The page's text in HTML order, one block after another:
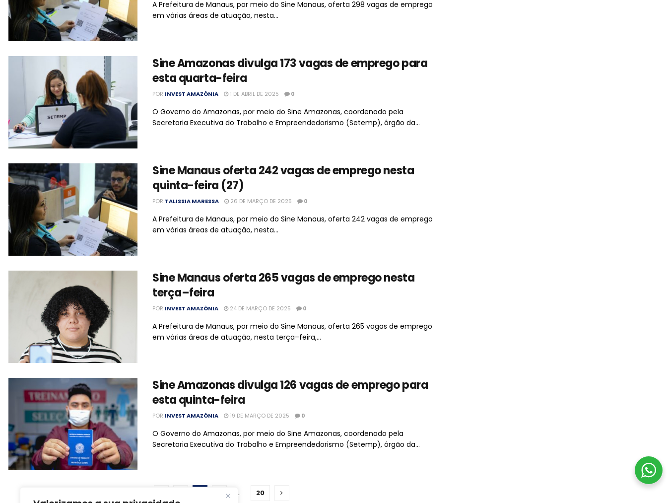
A Prefeitura de Manaus, por meio do Sine Manaus, oferta 298 vagas de emprego
em várias áreas de atuação, nesta...
Sine Amazonas divulga 173 vagas de emprego para
esta quarta-feira
POR INVEST AMAZÔNIA 1 DE ABRIL DE 2025 0
O Governo do Amazonas, por meio do Sine Amazonas, coordenado pela
Secretaria Executiva do Trabalho e Empreendedorismo (Setemp), órgão da...
Sine Manaus oferta 242 vagas de emprego nesta
quinta-feira (27)
POR TALISSIA MARESSA 26 DE MARÇO DE 2025 0
A Prefeitura de Manaus, por meio do Sine Manaus, oferta 242 vagas de emprego
em várias áreas de atuação, nesta...
Sine Manaus oferta 265 vagas de emprego nesta
terça–feira
POR INVEST AMAZÔNIA 24 DE MARÇO DE 2025 0
A Prefeitura de Manaus, por meio do Sine Manaus, oferta 265 vagas de emprego
em várias áreas de atuação, nesta terça–feira,...
Sine Amazonas divulga 126 vagas de emprego para
esta quinta-feira
POR INVEST AMAZÔNIA 19 DE MARÇO DE 2025 0
O Governo do Amazonas, por meio do Sine Amazonas, coordenado pela
Secretaria Executiva do Trabalho e Empreendedorismo (Setemp), órgão da...
… 20